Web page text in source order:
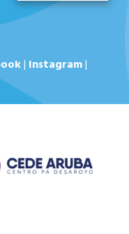
| Instagram|